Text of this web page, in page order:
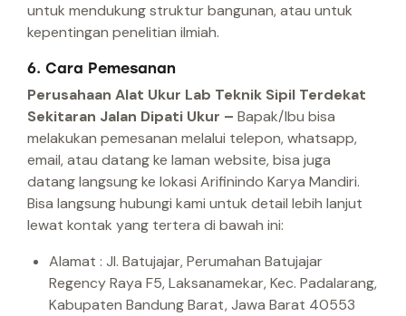
untuk mendukung struktur bangunan, atau untuk
kepentingan penelitian ilmiah.
6. Cara Pemesanan
Perusahaan Alat Ukur Lab Teknik Sipil Terdekat
Sekitaran Jalan Dipati Ukur – Bapak/Ibu bisa
melakukan pemesanan melalui telepon, whatsapp,
email, atau datang ke laman website, bisa juga
datang langsung ke lokasi Arifinindo Karya Mandiri.
Bisa langsung hubungi kami untuk detail lebih lanjut
lewat kontak yang tertera di bawah ini:
Alamat : Jl. Batujajar, Perumahan Batujajar
Regency Raya F5, Laksanamekar, Kec. Padalarang,
Kabupaten Bandung Barat, Jawa Barat 40553